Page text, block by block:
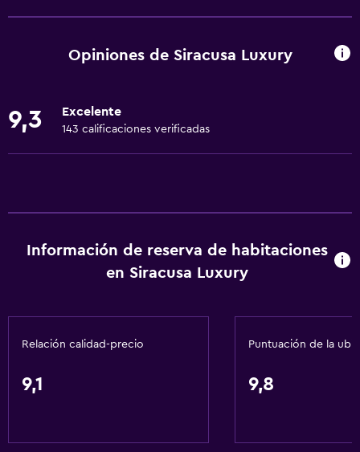
Wifi gratis
Toallas
Calefacción
Toallas/ropa de cama (cargo adicional)
Papeleras
Opiniones de Siracusa Luxury
9,3 Excelente
143 calificaciones verificadas
Información de reserva de habitaciones
en Siracusa Luxury
Relación calidad-precio
9,1
Puntuación de la
9,8